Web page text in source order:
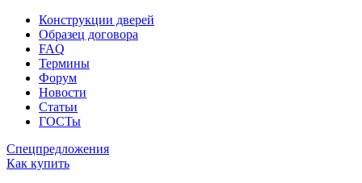
Конструкции дверей
Образец договора
FAQ
Термины
Форум
Новости
Статьи
ГОСТы
Спецпредложения
Как купить